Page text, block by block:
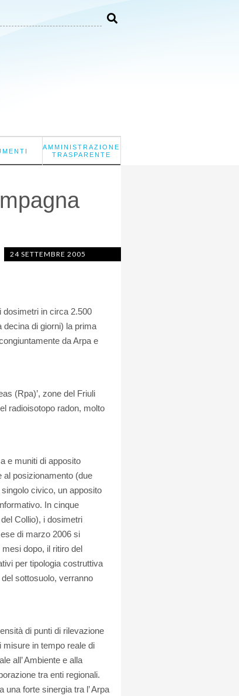
AMMINISTRAZIONE
TRASPARENTE
24 SETTEMBRE 2005
dosimetri in circa 2.500
decina di giorni) la prima
da Arpa e
(Rpa)’, zone del Friuli
radioisotopo radon, molto
e muniti di apposito
al posizionamento (due
civico, un apposito
In cinque
Collio), i dosimetri
di marzo 2006 si
dopo, il ritiro del
per tipologia costruttiva
sottosuolo, verranno
di punti di rilevazione
misure in tempo reale di
all’ Ambiente e alla
tra enti regionali.
forte sinergia tra l’ Arpa